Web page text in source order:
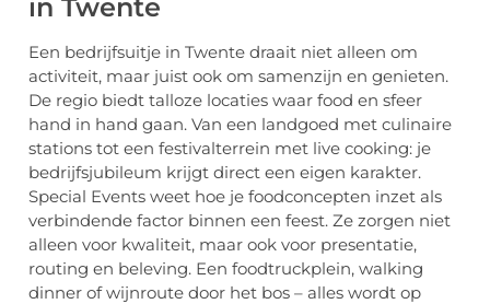
in Twente
Een bedrijfsuitje in Twente draait niet alleen om
activiteit, maar juist ook om samenzijn en genieten.
De regio biedt talloze locaties waar food en sfeer
hand in hand gaan. Van een landgoed met culinaire
stations tot een festivalterrein met live cooking: je
bedrijfsjubileum krijgt direct een eigen karakter.
Special Events weet hoe je foodconcepten inzet als
verbindende factor binnen een feest. Ze zorgen niet
alleen voor kwaliteit, maar ook voor presentatie,
routing en beleving. Een foodtruckplein, walking
dinner of wijnroute door het bos – alles wordt op